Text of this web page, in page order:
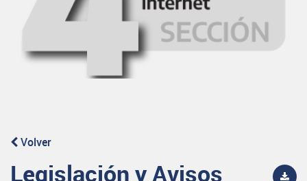
Volver
Legislación y Avisos